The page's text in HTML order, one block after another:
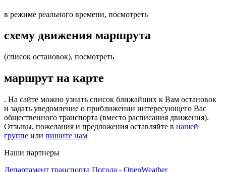
в режиме реального времени, посмотреть
схему движения маршрута
(список остановок), посмотреть
маршрут на карте
. На сайте можно узнать список ближайших к Вам остановок
и задать уведомление о приближении интересующего Вас
общественного транспорта (вместо расписания движения).
Отзывы, пожелания и предложения оставляйте в нашей
группе или пишите нам
Наши партнеры
Департамент транспорта Погода - OpenWeather